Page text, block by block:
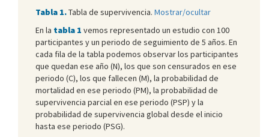
Tabla 1.Tabla de supervivencia. Mostrar/ocultar
En la tabla 1 vemos representado un estudio con 100
participantes y un periodo de seguimiento de 5 años. En
cada fila de la tabla podemos observar los participantes
que quedan ese año (N), los que son censurados en ese
periodo (C), los que fallecen (M), la probabilidad de
mortalidad en ese periodo (PM), la probabilidad de
supervivencia parcial en ese periodo (PSP) y la
probabilidad de supervivencia global desde el inicio
hasta ese periodo (PSG).